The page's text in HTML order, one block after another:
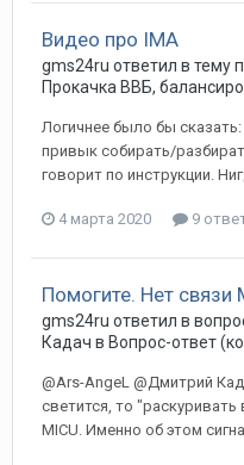
Видео про IMA
gms24ru ответил в тему
Прокачка ВВБ,
Логичнее было бы
привык собирать/
говорит по инструкции.
4 марта 2020 9
Помогите. Нет связи
gms24ru ответил в
Кадач в Вопрос-ответ
@Ars-AngeL @Дмитрий
светится, то "раскуривать
MICU. Именно об этом